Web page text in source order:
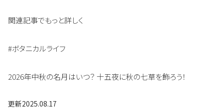
関連記事でもっと詳しく
#ボタニカルライフ
2026年中秋の名月はいつ？ 十五夜に秋の七草を飾ろう！
更新2025.08.17